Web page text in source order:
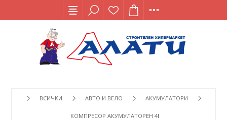
ВСИЧКИ АВТО И ВЕЛО АКУМУЛАТОРИ
КОМПРЕСОР АКУМУЛАТОРЕН 4В1 С USB ЗАРЕЖДАНЕ И